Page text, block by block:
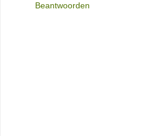
Beantwoorden